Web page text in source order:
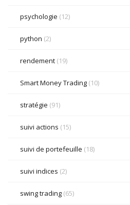
psychologie (12)
python (2)
rendement (19)
Smart Money Trading (10)
stratégie (91)
suivi actions (15)
suivi de portefeuille (18)
suivi indices (2)
swing trading (65)